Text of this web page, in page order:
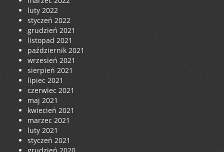
luty 2022
styczeń 2022
grudzień 2021
listopad 2021
październik 2021
wrzesień 2021
sierpień 2021
lipiec 2021
czerwiec 2021
maj 2021
kwiecień 2021
marzec 2021
luty 2021
styczeń 2021